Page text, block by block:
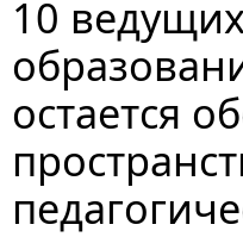
10
остается